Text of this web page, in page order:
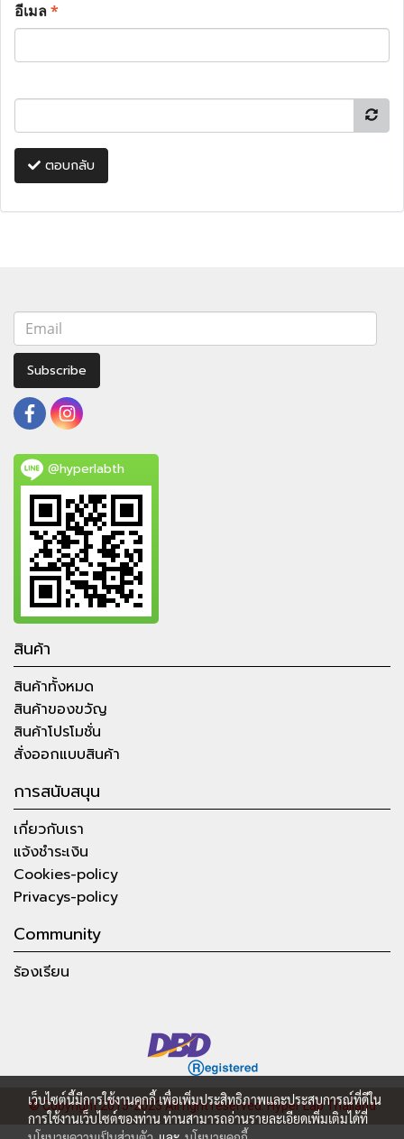
อีเมล*
ตอบกลับ
Subscribe
@hyperlabth
สินค้า
สินค้าทั้งหมด
สินค้าของขวัญ
สินค้าโปรโมชั่น
สั่งออกแบบสินค้า
การสนับสนุน
เกี่ยวกับเรา
แจ้งชำระเงิน
Cookies-policy
Privacys-policy
Community
ร้องเรียน
© Copyright 2015-2023 All right reserved.Hyper Lab Thailand
เว็บไซต์นี้มีการใช้งานคุกกี้ เพื่อเพิ่มประสิทธิภาพและประสบการณ์ที่ดีใน
การใช้งานเว็บไซต์ของท่าน ท่านสามารถอ่านรายละเอียดเพิ่มเติมได้ที่